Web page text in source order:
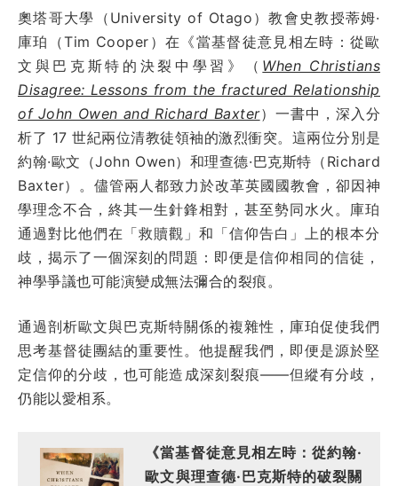
奧塔哥大學（University of Otago）教會史教授蒂姆·
庫珀（Tim Cooper）在《當基督徒意見相左時：從歐
文與巴克斯特的決裂中學習》（ When Christians
Disagree: Lessons from the fractured Relationship
of John Owen and Richard Baxter）一書中，深入分
析了 17 世紀兩位清教徒領袖的激烈衝突。這兩位分別是
約翰·歐文（John Owen）和理查德·巴克斯特（Richard
Baxter）。儘管兩人都致力於改革英國國教會，卻因神
學理念不合，終其一生針鋒相對，甚至勢同水火。庫珀
通過對比他們在「救贖觀」和「信仰告白」上的根本分
歧，揭示了一個深刻的問題：即便是信仰相同的信徒，
神學爭議也可能演變成無法彌合的裂痕。
通過剖析歐文與巴克斯特關係的複雜性，庫珀促使我們
思考基督徒團結的重要性。他提醒我們，即便是源於堅
定信仰的分歧，也可能造成深刻裂痕——但縱有分歧，
仍能以愛相系。
《當基督徒意見相左時：從約翰·
歐文與理查德·巴克斯特的破裂關